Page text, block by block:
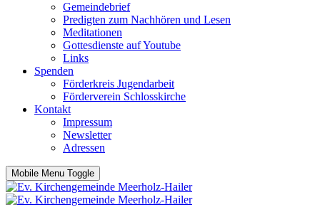
Gemeindebrief
Predigten zum Nachhören und Lesen
Meditationen
Gottesdienste auf Youtube
Links
Spenden
Förderkreis Jugendarbeit
Förderverein Schlosskirche
Kontakt
Impressum
Newsletter
Adressen
Mobile Menu Toggle